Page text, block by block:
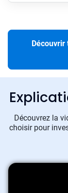
Découvrir
Découvrez la
choisir pour